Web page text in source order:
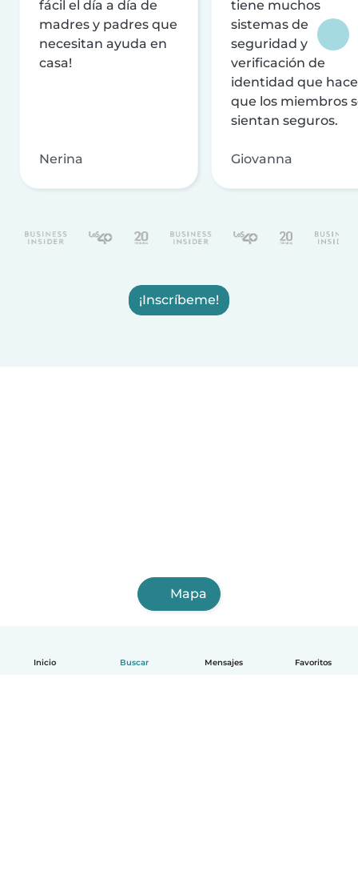
Inicio Buscar Mensajes Favoritos
fácil el día a día de
madres y padres que
necesitan ayuda en
casa!
Nerina
tiene muchos
sistemas de
seguridad y
verificación de
identidad que
que los miembros
sientan seguros.
Giovanna
¡Inscríbeme!
Mapa